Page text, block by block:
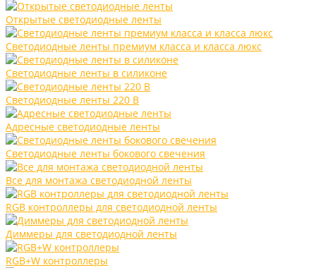
Открытые светодиодные ленты
Светодиодные ленты премиум класса и класса люкс
Светодиодные ленты в силиконе
Светодиодные ленты 220 В
Адресные светодиодные ленты
Светодиодные ленты бокового свечения
Все для монтажа светодиодной ленты
RGB контроллеры для светодиодной ленты
Диммеры для светодиодной ленты
RGB+W контроллеры